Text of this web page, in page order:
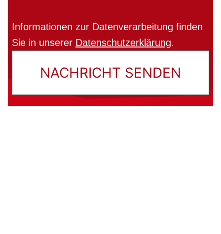
Informationen zur Datenverarbeitung finden
Sie in unserer Datenschutzerklärung.